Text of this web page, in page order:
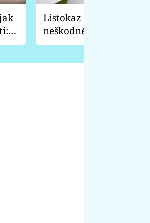
Listokaz zahradní
neškodně, ale je to
před tímhle broukem